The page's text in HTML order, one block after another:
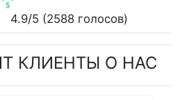
4.9/5 (2588голосов)
КЛИЕНТЫ О НАС